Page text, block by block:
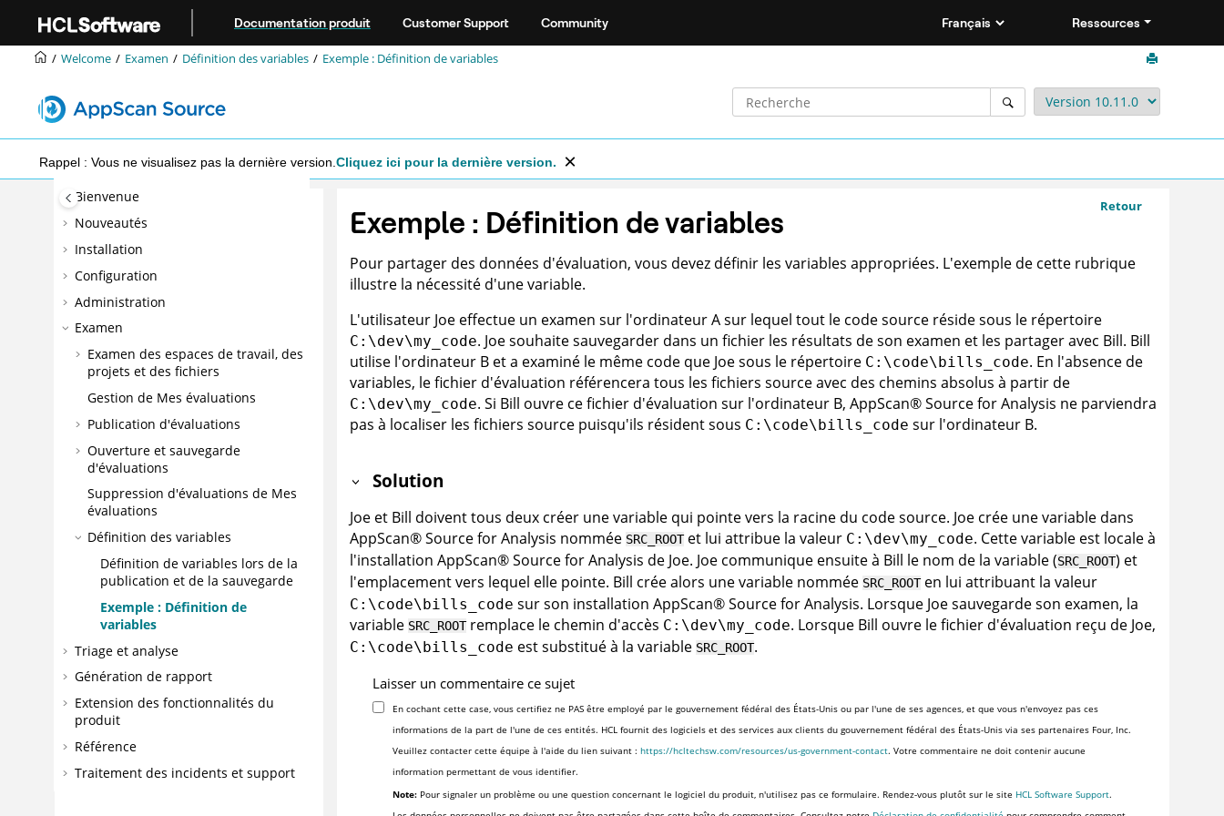
Documentation produit Customer Support Community Ressources
Welcome Examen Définition des variables Exemple : Définition de variables
Rappel : Vous ne visualisez pas la dernière version. Cliquez ici pour la dernière version.
Bienvenue
Nouveautés
Installation
Configuration
Administration
Examen
Examen des espaces de travail, des
projets et des fichiers
Gestion de Mes évaluations
Publication d'évaluations
Ouverture et sauvegarde
d'évaluations
Suppression d'évaluations de Mes
évaluations
Définition des variables
Définition de variables lors de la
publication et de la sauvegarde
Exemple : Définition de
variables
Triage et analyse
Génération de rapport
Extension des fonctionnalités du
produit
Référence
Traitement des incidents et support
Retour
Exemple : Définition de variables
Pour partager des données d'évaluation, vous devez définir les variables appropriées. L'exemple de cette rubrique
illustre la nécessité d'une variable.
L'utilisateur Joe effectue un examen sur l'ordinateur A sur lequel tout le code source réside sous le répertoire
C:\dev\my_code. Joe souhaite sauvegarder dans un fichier les résultats de son examen et les partager avec Bill. Bill
utilise l'ordinateur B et a examiné le même code que Joe sous le répertoire C:\code\bills_code. En l'absence de
variables, le fichier d'évaluation référencera tous les fichiers source avec des chemins absolus à partir de
C:\dev\my_code. Si Bill ouvre ce fichier d'évaluation sur l'ordinateur B, AppScan®Source for Analysis ne parviendra
pas à localiser les fichiers source puisqu'ils résident sous C:\code\bills_code sur l'ordinateur B.
Solution
Joe et Bill doivent tous deux créer une variable qui pointe vers la racine du code source. Joe crée une variable dans
AppScan®Source for Analysis nommée SRC_ROOTet lui attribue la valeur C:\dev\my_code. Cette variable est locale à
l'installation AppScan®Source for Analysis de Joe. Joe communique ensuite à Bill le nom de la variable (SRC_ROOT) et
l'emplacement vers lequel elle pointe. Bill crée alors une variable nommée SRC_ROOTen lui attribuant la valeur
C:\code\bills_code sur son installation AppScan®Source for Analysis. Lorsque Joe sauvegarde son examen, la
variable SRC_ROOTremplace le chemin d'accès C:\dev\my_code. Lorsque Bill ouvre le fichier d'évaluation reçu de Joe,
C:\code\bills_code est substitué à la variable SRC_ROOT.
Laisser un commentaire ce sujet
En cochant cette case, vous certifiez ne PAS être employé par le gouvernement fédéral des États-Unis ou par l'une de ses agences, et que vous n'envoyez pas ces
informations de la part de l'une de ces entités. HCL fournit des logiciels et des services aux clients du gouvernement fédéral des États-Unis via ses partenaires Four, Inc.
Veuillez contacter cette équipe à l'aide du lien suivant :https://hcltechsw.com/resources/us-government-contact. Votre commentaire ne doit contenir aucune
information permettant de vous identifier.
Note: Pour signaler un problème ou une question concernant le logiciel du produit, n'utilisez pas ce formulaire. Rendez-vous plutôt sur le site HCL Software Support.